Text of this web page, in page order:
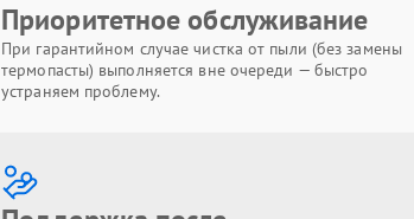
Приоритетное обслуживание
При гарантийном случае чистка от пыли (без замены
термопасты) выполняется вне очереди — быстро
устраняем проблему.